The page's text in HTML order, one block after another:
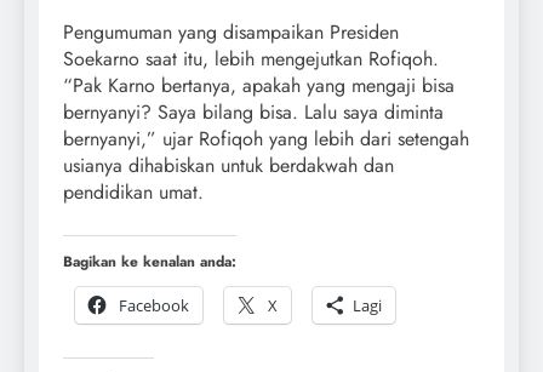
Pengumuman yang disampaikan Presiden
Soekarno saat itu, lebih mengejutkan Rofiqoh.
“Pak Karno bertanya, apakah yang mengaji bisa
bernyanyi? Saya bilang bisa. Lalu saya diminta
bernyanyi,” ujar Rofiqoh yang lebih dari setengah
usianya dihabiskan untuk berdakwah dan
pendidikan umat.
Bagikan ke kenalan anda:
Facebook
X Lagi